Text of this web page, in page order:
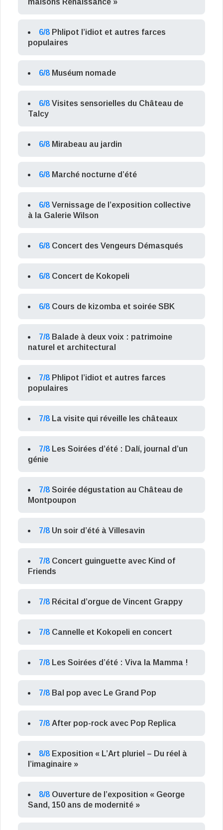
6/8 Phlipot l’idiot et autres farces
populaires
6/8 Muséum nomade
6/8 Visites sensorielles du Château de
Talcy
6/8 Mirabeau au jardin
6/8 Marché nocturne d’été
6/8 Vernissage de l’exposition collective
à la Galerie Wilson
6/8 Concert des Vengeurs Démasqués
6/8 Concert de Kokopeli
6/8 Cours de kizomba et soirée SBK
7/8 Balade à deux voix : patrimoine
naturel et architectural
7/8 Phlipot l’idiot et autres farces
populaires
7/8 La visite qui réveille les châteaux
7/8 Les Soirées d’été : Dalí, journal d’un
génie
7/8 Soirée dégustation au Château de
Montpoupon
7/8 Un soir d’été à Villesavin
7/8 Concert guinguette avec Kind of
Friends
7/8 Récital d’orgue de Vincent Grappy
7/8 Cannelle et Kokopeli en concert
7/8 Les Soirées d’été : Viva la Mamma !
7/8 Bal pop avec Le Grand Pop
7/8 After pop-rock avec Pop Replica
8/8 Exposition « L’Art pluriel – Du réel à
l’imaginaire »
8/8 Ouverture de l’exposition « George
Sand, 150 ans de modernité »